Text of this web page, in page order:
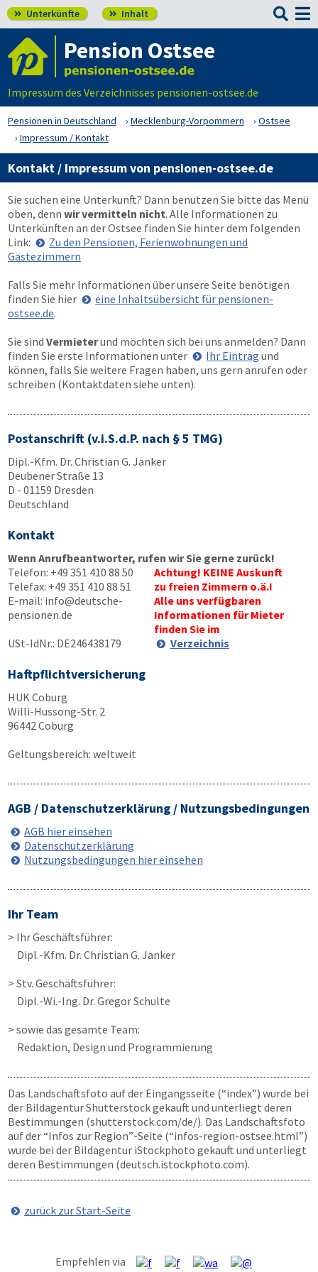
 Unterkünfte  Inhalt 
Pension Ostsee
Impressum des Verzeichnisses pensionen-ostsee.de
Pensionen in Deutschland Mecklenburg-Vorpommern
Ostsee
Impressum / Kontakt
Kontakt / Impressum von pensionen-ostsee.de
Sie suchen eine Unterkunft? Dann benutzen Sie bitte das Menü
oben, denn wir vermitteln nicht. Alle Informationen zu
Unterkünften an der Ostsee finden Sie hinter dem folgenden
Link:
Zu den Pensionen, Ferienwohnungen und
Gästezimmern
Falls Sie mehr Informationen über unsere Seite benötigen
finden Sie hier
eine Inhaltsübersicht für pensionen-
ostsee.de.
Sie sind Vermieterund möchten sich bei uns anmelden? Dann
finden Sie erste Informationen unter
Ihr Eintrag und
können, falls Sie weitere Fragen haben, uns gern anrufen oder
schreiben (Kontaktdaten siehe unten).
Postanschrift (v.i.S.d.P. nach § 5 TMG)
Dipl.-Kfm. Dr. Christian G. Janker
Deubener Straße 13
D - 01159 Dresden
Deutschland
Kontakt
Wenn Anrufbeantworter, rufen wir Sie gerne zurück!
Telefon: +49 351 410 88 50
Telefax: +49 351 410 88 51
E-mail: info@deutsche-
pensionen.de
USt-IdNr.: DE246438179
Achtung! KEINE Auskunft
zu freien Zimmern o.ä.!
Alle uns verfügbaren
Informationen für Mieter
finden Sie im
Verzeichnis
Haftpflichtversicherung
HUK Coburg
Willi-Hussong-Str. 2
96442 Coburg
Geltungsbereich: weltweit
AGB / Datenschutzerklärung / Nutzungsbedingungen
AGB hier einsehen
Datenschutzerklärung
Nutzungsbedingungen hier einsehen
Ihr Team
> Ihr Geschäftsführer:
Dipl.-Kfm. Dr. Christian G. Janker
> Stv. Geschäftsführer:
Dipl.-Wi.-Ing. Dr. Gregor Schulte
> sowie das gesamte Team:
Redaktion, Design und Programmierung
Das Landschaftsfoto auf der Eingangsseite (“index”) wurde bei
der Bildagentur Shutterstock gekauft und unterliegt deren
Bestimmungen (shutterstock.com/de/). Das Landschaftsfoto
auf der “Infos zur Region”-Seite (“infos-region-ostsee.html”)
wurde bei der Bildagentur iStockphoto gekauft und unterliegt
deren Bestimmungen (deutsch.istockphoto.com).
zurück zur Start-Seite
Empfehlen via